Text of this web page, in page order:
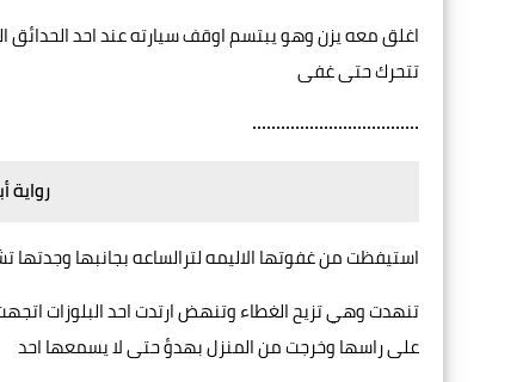
اغلق معه يزن وهو يبتسم اوقف سيارته عند احد الحدائق
تتحرك حتى غفى
٠٠٠٠٠٠٠٠٠٠٠٠٠٠٠٠٠٠٠٠٠٠٠٠٠٠٠٠٠٠٠٠٠٠٠
رواية
استيفظت من غفوتها الاليمه لترالساعه بجانبها وجدتها
تنهدت وهي تزيح الغطاء وتنهض ارتدت احد البلوزات
على راسها وخرجت من المنزل بهدؤ حتى لا يسمعها احد